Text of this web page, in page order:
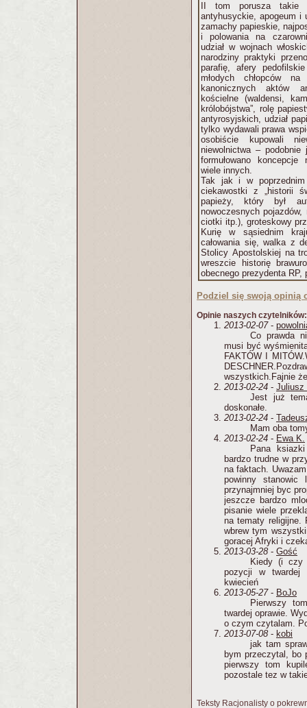
II tom porusza takie
antyhusyckie, apogeum i
zamachy papieskie,
i polowania na
udział w wojnach
narodziny praktyki
parafię, afery
młodych chłopców
kanonicznych aktów
kościelne (waldensi,
królobójstwa”, rolę
antyrosyjskich, udział
tylko wydawali prawa
osobiście kupowali
niewolnictwa –
formułowano koncepcje
wiele innych.
Tak jak i w
ciekawostki z „historii
papieży, który był
nowoczesnych
ciotki itp.), groteskowy
Kurię w sąsiednim
całowania się, walka z
Stolicy Apostolskiej na
wreszcie historię
obecnego prezydenta
Podziel się swoją opinią
Opinie naszych czytelników:
2013-02-07-
Co prawda
musi być
FAKTÓW I
wszystkich.Fajnie
2013-02-24 - Juliusz
Jest już
doskonałe.
2013-02-24 -
Mam oba
2013-02-24 - Ewa K.
Pana
bardzo trudne w
na faktach.
powinny stanowic
przynajmniej byc
jeszcze bardzo
pisanie wiele
na tematy religijne.
wbrew tym
goracej Afryki i
2013-03-28 - Gość
Kiedy (i czy
pozycji w twardej
kwiecień
2013-05-27- BoJo
Pierwszy
twardej oprawie.
o czym czytalam.
2013-07-08 - kobi
jak tam
bym przeczytal, bo
pierwszy tom
pozostale tez w
Teksty Racjonalisty o